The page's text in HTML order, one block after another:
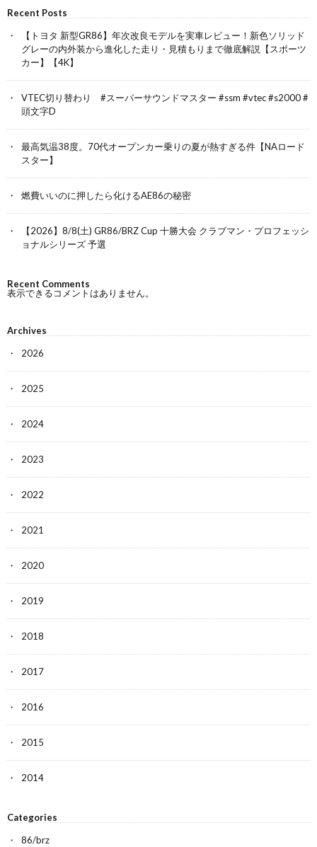
Recent Posts
【トヨタ 新型GR86】年次改良モデルを実車レビュー！新色ソリッド
グレーの内外装から進化した走り・見積もりまで徹底解説【スポーツ
カー】【4K】
VTEC切り替わり #スーパーサウンドマスター #ssm #vtec #s2000 #
頭文字D
最高気温38度。70代オープンカー乗りの夏が熱すぎる件【NAロード
スター】
燃費いいのに押したら化けるAE86の秘密
【2026】8/8(土) GR86/BRZ Cup 十勝大会 クラブマン・プロフェッシ
ョナルシリーズ 予選
Recent Comments
表示できるコメントはありません。
Archives
2026
2025
2024
2023
2022
2021
2020
2019
2018
2017
2016
2015
2014
Categories
86/brz